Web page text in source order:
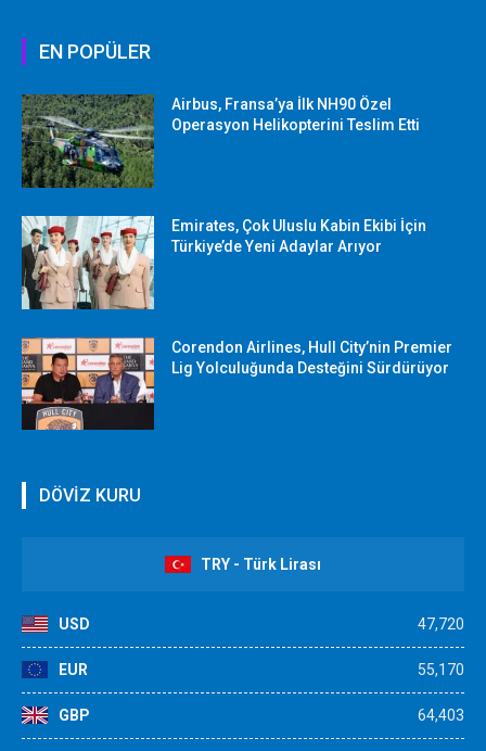
EN POPÜLER
Airbus, Fransa’ya İlk NH90 Özel
Operasyon Helikopterini Teslim Etti
Emirates, Çok Uluslu Kabin Ekibi İçin
Türkiye’de Yeni Adaylar Arıyor
Corendon Airlines, Hull City’nin Premier
Lig Yolculuğunda Desteğini Sürdürüyor
DÖVİZ KURU
TRY - Türk Lirası
USD 47,720
EUR 55,170
GBP 64,403